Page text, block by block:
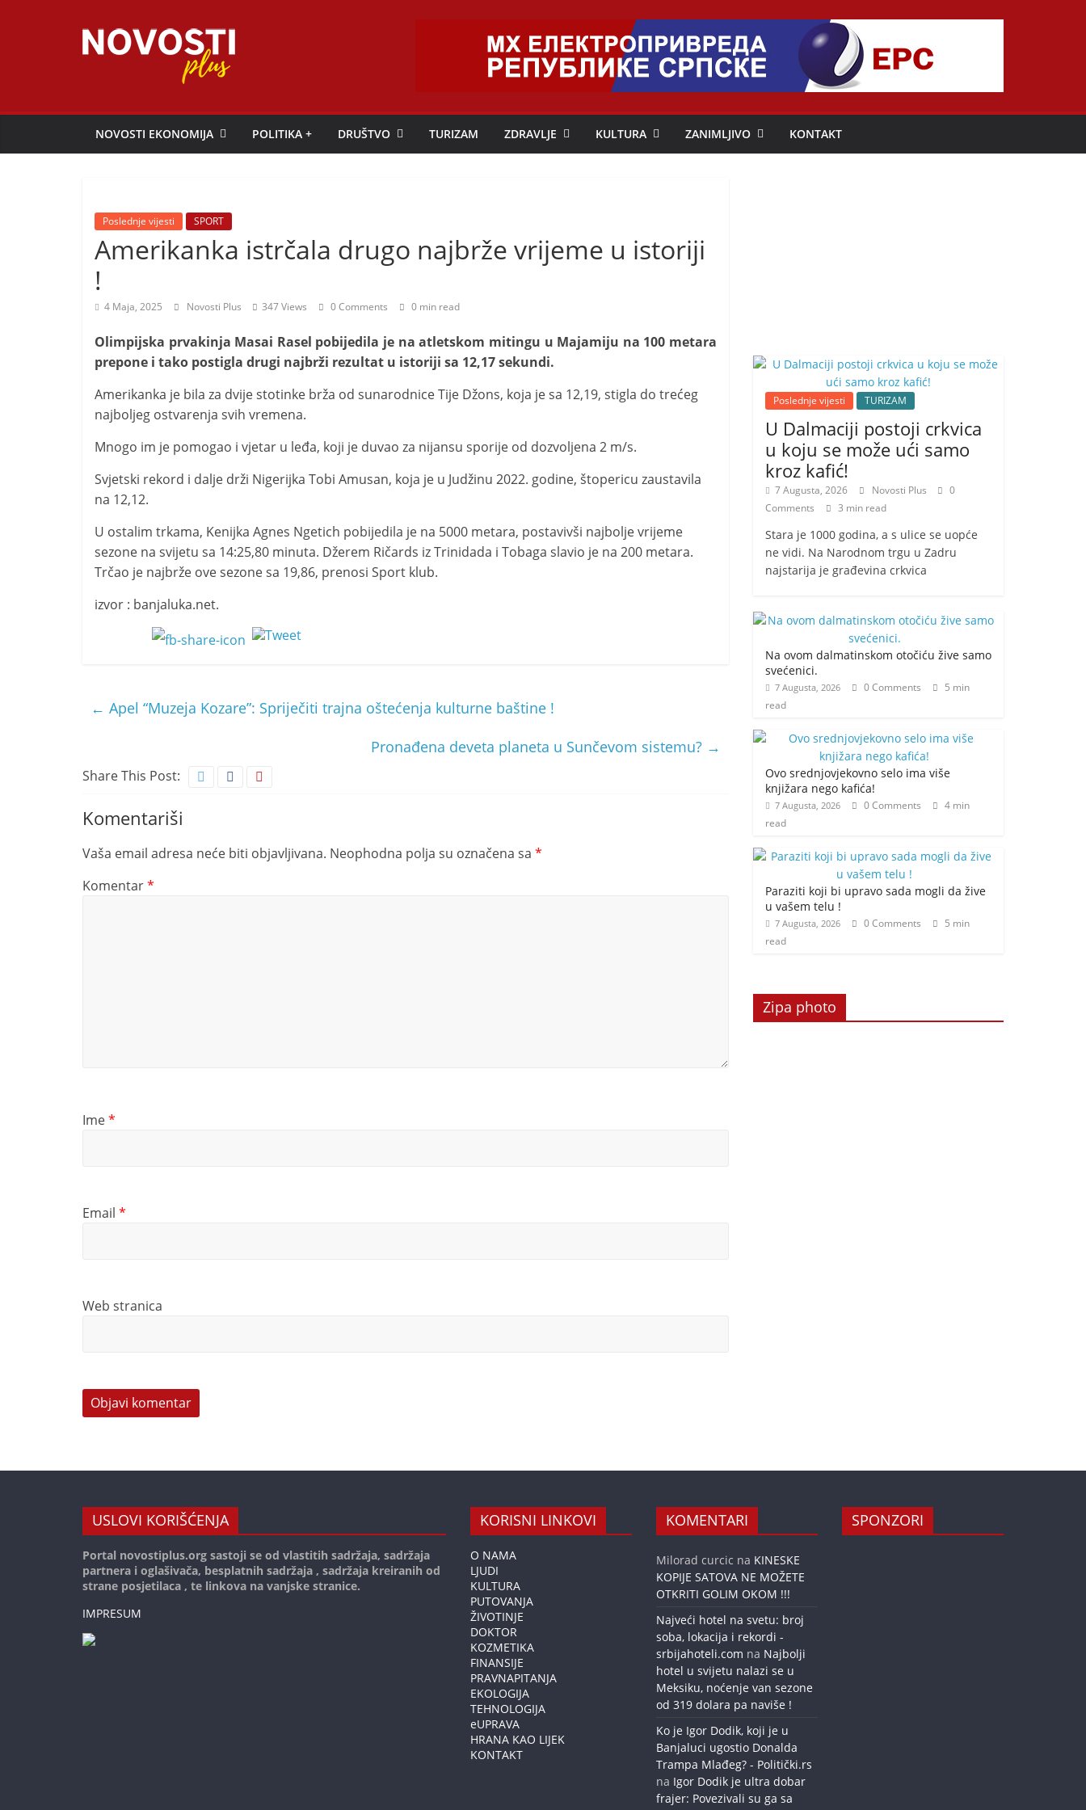
Novosti
Plus
NOVOSTI EKONOMIJA POLITIKA + DRUŠTVO TURIZAM ZDRAVLJE KULTURA ZANIMLJIVO KONTAKT
Poslednje vijesti SPORT
Amerikanka istrčala drugo najbrže vrijeme u istoriji
!
4 Maja, 2025 Novosti Plus 347 Views 0 Comments 0 min read
Olimpijska prvakinja Masai Rasel pobijedila je na atletskom mitingu u Majamiju na 100 metara
prepone i tako postigla drugi najbrži rezultat u istoriji sa 12,17 sekundi.
Amerikanka je bila za dvije stotinke brža od sunarodnice Tije Džons, koja je sa 12,19, stigla do trećeg
najboljeg ostvarenja svih vremena.
Mnogo im je pomogao i vjetar u leđa, koji je duvao za nijansu sporije od dozvoljena 2 m/s.
Svjetski rekord i dalje drži Nigerijka Tobi Amusan, koja je u Judžinu 2022. godine, štopericu zaustavila
na 12,12.
U ostalim trkama, Kenijka Agnes Ngetich pobijedila je na 5000 metara, postavivši najbolje vrijeme
sezone na svijetu sa 14:25,80 minuta. Džerem Ričards iz Trinidada i Tobaga slavio je na 200 metara.
Trčao je najbrže ove sezone sa 19,86, prenosi Sport klub.
izvor : banjaluka.net.
← Apel “Muzeja Kozare”: Spriječiti trajna oštećenja kulturne baštine !
Pronađena deveta planeta u Sunčevom sistemu? →
Share This Post:
Komentariši
Vaša email adresa neće biti objavljivana. Neophodna polja su označena sa *
Komentar*
Ime*
Email *
Web stranica
Poslednje vijesti TURIZAM
U Dalmaciji postoji crkvica
u koju se može ući samo
kroz kafić!
7 Augusta, 2026 Novosti Plus
0
Comments
3 min read
Stara je 1000 godina, a s ulice se uopće
ne vidi. Na Narodnom trgu u Zadru
najstarija je građevina crkvica
Na ovom dalmatinskom otočiću žive samo
svećenici.
7 Augusta, 2026 0 Comments
5 min
read
Ovo srednjovjekovno selo ima više
knjižara nego kafića!
7 Augusta, 2026 0 Comments
4 min
read
Paraziti koji bi upravo sada mogli da žive
u vašem telu !
7 Augusta, 2026 0 Comments
5 min
read
Zipa photo
USLOVI KORIŠĆENJA
Portal novostiplus.org sastoji se od vlastitih sadržaja, sadržaja
partnera i oglašivača, besplatnih sadržaja , sadržaja kreiranih od
strane posjetilaca , te linkova na vanjske stranice.
IMPRESUM
KORISNI LINKOVI
O NAMA
LJUDI
KULTURA
PUTOVANJA
ŽIVOTINJE
DOKTOR
KOZMETIKA
FINANSIJE
PRAVNAPITANJA
EKOLOGIJA
TEHNOLOGIJA
eUPRAVA
HRANA KAO LIJEK
KONTAKT
KOMENTARI
Milorad curcic na KINESKE
KOPIJE SATOVA NE MOŽETE
OTKRITI GOLIM OKOM !!!
Najveći hotel na svetu: broj
soba, lokacija i rekordi -
srbijahoteli.com na Najbolji
hotel u svijetu nalazi se u
Meksiku, noćenje van sezone
od 319 dolara pa naviše !
Ko je Igor Dodik, koji je u
Banjaluci ugostio Donalda
Trampa Mlađeg? - Politički.rs
na Igor Dodik je ultra dobar
frajer: Povezivali su ga sa
SPONZORI